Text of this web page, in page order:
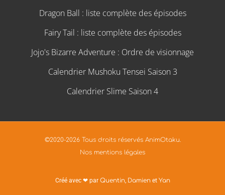
Dragon Ball : liste complète des épisodes
Fairy Tail : liste complète des épisodes
Jojo's Bizarre Adventure : Ordre de visionnage
Calendrier Mushoku Tensei Saison 3
Calendrier Slime Saison 4
©2020-2026 Tous droits réservés AnimOtaku.
Nos mentions légales
Créé avec ❤ par Quentin, Damienet Yan